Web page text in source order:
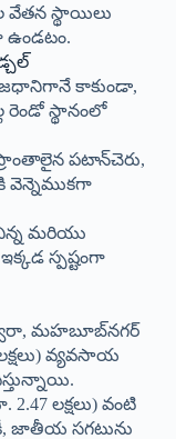
వేతన స్థాయిలు
ఉండటం.
కాకుండా,
రెండో స్థానంలో
పటాన్‌చెరు,
మరియు
స్పష్టంగా
ద్వారా, మహబూబ్‌నగర్
వ్యవసాయ
లక్షలు) వంటి
జాతీయ సగటును